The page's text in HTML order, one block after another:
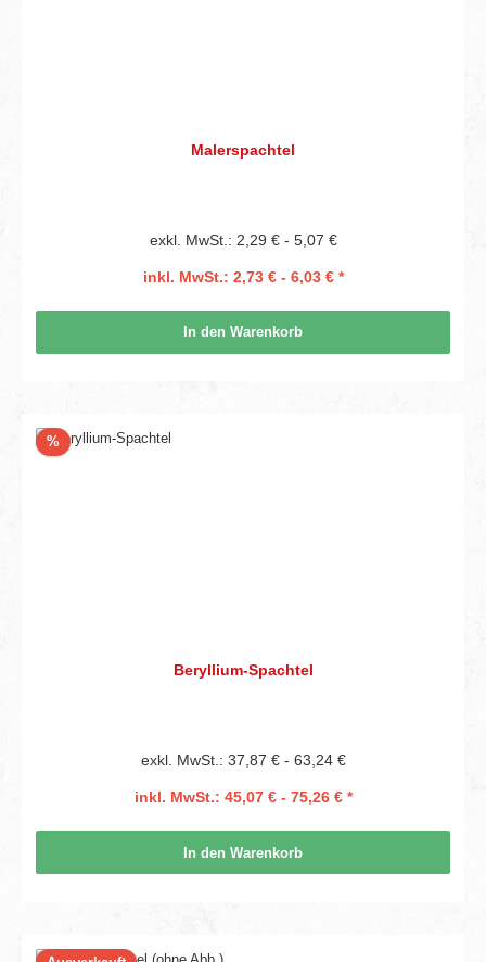
Malerspachtel
exkl. MwSt.: 2,29 € - 5,07 €
inkl. MwSt.: 2,73 € - 6,03 € *
In den Warenkorb
%Rabatt
Beryllium-Spachtel
exkl. MwSt.: 37,87 € - 63,24 €
inkl. MwSt.: 45,07 € - 75,26 € *
In den Warenkorb